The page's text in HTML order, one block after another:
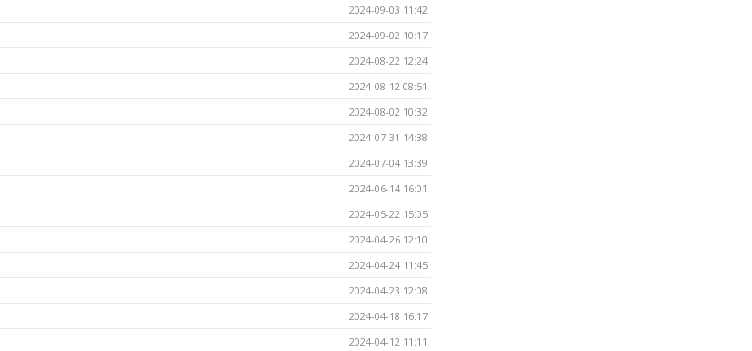
2024-09-03 11:42
2024-09-02 10:17
2024-08-22 12:24
2024-08-12 08:51
2024-08-02 10:32
2024-07-31 14:38
2024-07-04 13:39
2024-06-14 16:01
2024-05-22 15:05
2024-04-26 12:10
2024-04-24 11:45
2024-04-23 12:08
2024-04-18 16:17
2024-04-12 11:11